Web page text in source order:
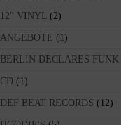
12" VINYL (2)
ANGEBOTE (1)
BERLIN DECLARES FUNK
CD (1)
DEF BEAT RECORDS (12)